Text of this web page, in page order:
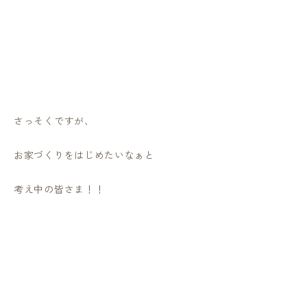
さっそくですが、
お家づくりをはじめたいなぁと
考え中の皆さま！！